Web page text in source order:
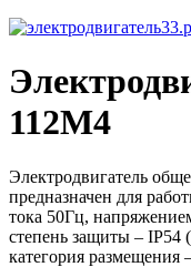
112М4
Электродвигатель
предназначен для
тока 50Гц,
степень защиты – IP54
категория